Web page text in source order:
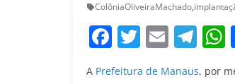
ColôniaOliveiraMachado,
F
a
T
w
E T
A Prefeitura de Manaus, por